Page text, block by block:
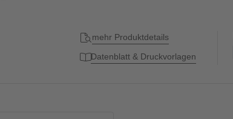
mehr Produktdetails
Datenblatt & Druckvorlagen